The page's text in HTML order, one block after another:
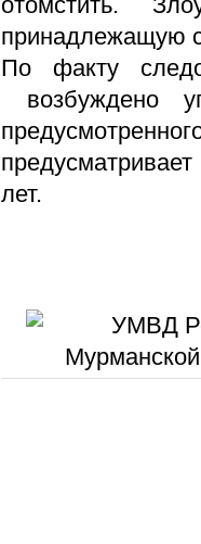
принадлежащую
По факту
возбуждено
лет.